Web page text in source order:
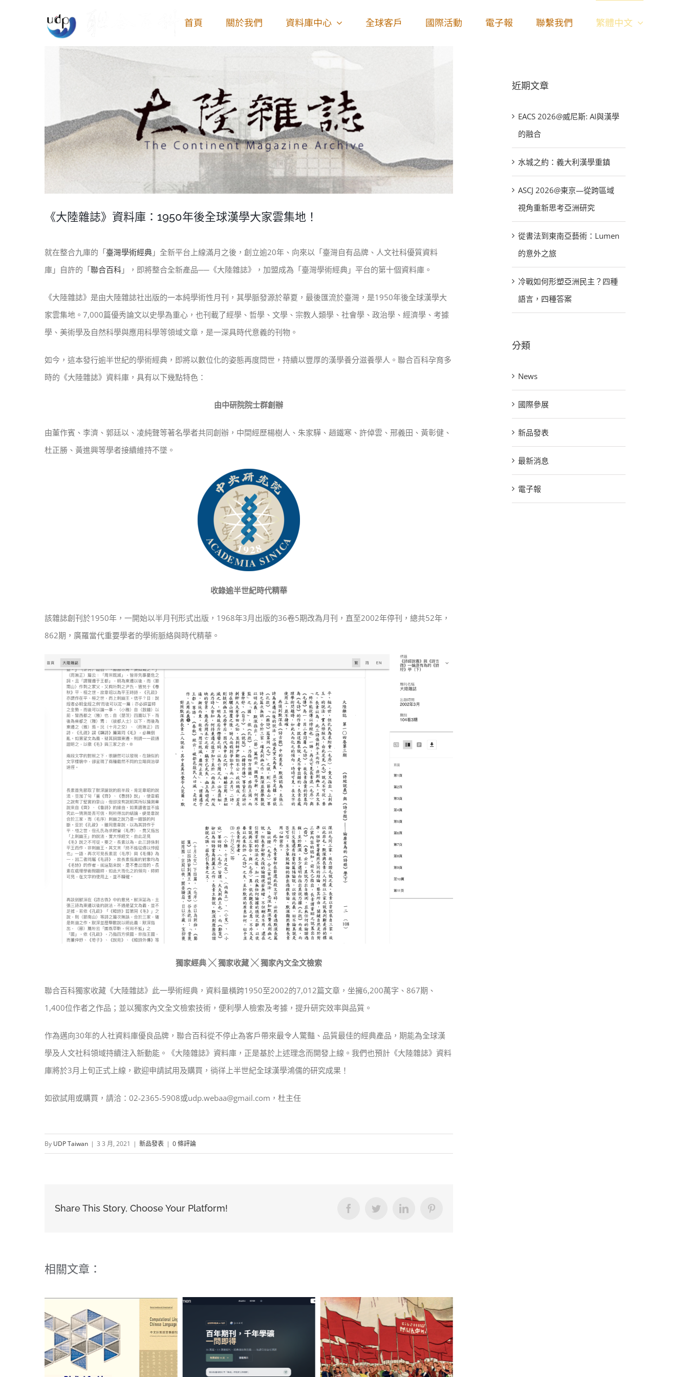
首頁 關於我們 資料庫中心 全球客戶 國際活動 電子報 聯繫我們 繁體中文
《大陸雜誌》資料庫：1950年後全球漢學大家雲集地！
就在整合九庫的「臺灣學術經典 」全新平台上線滿月之後，創立逾20年、向來以「臺灣自有品牌、人文社科優質資料
庫」自許的「聯合百科 」，即將整合全新產品──《大陸雜誌》，加盟成為「臺灣學術經典」平台的第十個資料庫。
《大陸雜誌》是由大陸雜誌社出版的一本純學術性月刊，其學脈發源於華夏，最後匯流於臺灣，是1950年後全球漢學大
家雲集地。7,000篇優秀論文以史學為重心，也刊載了經學、哲學、文學、宗教人類學、社會學、政治學、經濟學、考據
學、美術學及自然科學與應用科學等領域文章，是一深具時代意義的刊物。
如今，這本發行逾半世紀的學術經典，即將以數位化的姿態再度問世，持續以豐厚的漢學養分滋養學人。聯合百科孕育多
時的《大陸雜誌》資料庫，具有以下幾點特色：
由中研院院士群創辦
由董作賓、李濟、郭廷以、凌純聲等著名學者共同創辦，中間經歷楊樹人、朱家驊、趙鐵寒、許倬雲、邢義田、黃彰健、
杜正勝、黃進興等學者接續維持不墜。
收錄逾半世紀時代精華
該雜誌創刊於1950年，一開始以半月刊形式出版，1968年3月出版的36卷5期改為月刊，直至2002年停刊，總共52年，
862期，廣羅當代重要學者的學術脈絡與時代精華。
獨家經典 ╳ 獨家收藏 ╳ 獨家內文全文檢索
聯合百科獨家收藏《大陸雜誌》此一學術經典，資料量橫跨1950至2002的7,012篇文章，坐擁6,200萬字、867期、
1,400位作者之作品；並以獨家內文全文檢索技術，便利學人檢索及考據，提升研究效率與品質。
作為邁向30年的人社資料庫優良品牌，聯合百科從不停止為客戶帶來最令人驚豔、品質最佳的經典產品，期能為全球漢
學及人文社科領域持續注入新動能。《大陸雜誌》資料庫，正是基於上述理念而開發上線。我們也預計《大陸雜誌》資料
庫將於3月上旬正式上線，歡迎申請試用及購買，徜徉上半世紀全球漢學鴻儒的研究成果！
如欲試用或購買，請洽：02-2365-5908或udp.webaa@gmail.com，杜主任
By UDP Taiwan | 3 3 月, 2021 | 新品發表 | 0 條評論
Share This Story, Choose Your Platform! FacebookTwitterLinkedInPinterest
相關文章：
近期文章
EACS 2026@威尼斯: AI與漢學
的融合
水城之約：義大利漢學重鎮
ASCJ 2026@東京—從跨區域
視角重新思考亞洲研究
從書法到東南亞藝術：Lumen
的意外之旅
冷戰如何形塑亞洲民主？四種
語言，四種答案
分類
News
國際參展
新品發表
最新消息
電子報